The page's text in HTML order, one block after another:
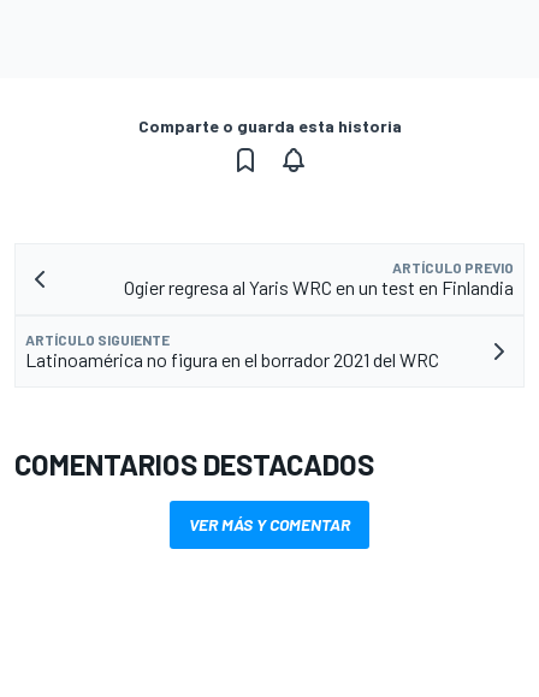
Comparte o guarda esta historia
ARTÍCULO PREVIO
Ogier regresa al Yaris WRC en un test en Finlandia
ARTÍCULO SIGUIENTE
Latinoamérica no figura en el borrador 2021 del WRC
COMENTARIOS DESTACADOS
VER MÁS Y COMENTAR